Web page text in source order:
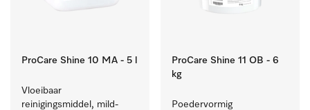
ProCare Shine 10 MA - 5 l
Vloeibaar
reinigingsmiddel, mild-
ProCare Shine 11 OB - 6
kg
Poedervormig